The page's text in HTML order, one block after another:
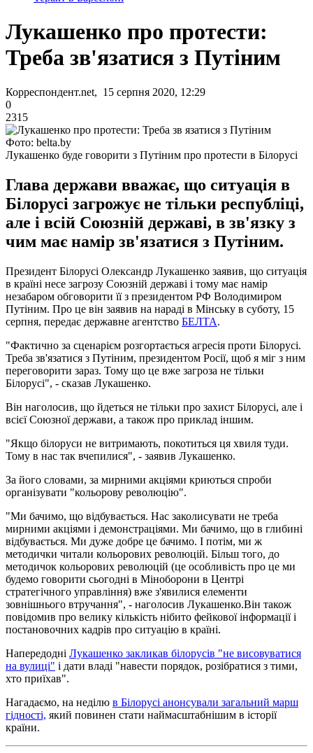
Лукашенко про протести:
Треба зв'язатися з Путіним
Корреспондент.net, 15 серпня 2020, 12:29
0
2315
Фото: belta.by
Лукашенко буде говорити з Путіним про протести в Білорусі
Глава держави вважає, що ситуація в
Білорусі загрожує не тільки республіці,
але і всій Союзній державі, в зв'язку з
чим має намір зв'язатися з Путіним.
Президент Білорусі Олександр Лукашенко заявив, що ситуація
в країні несе загрозу Союзній державі і тому має намір
незабаром обговорити її з президентом РФ Володимиром
Путіним. Про це він заявив на нараді в Мінську в суботу, 15
серпня, передає державне агентство БЕЛТА.
"Фактично за сценарієм розгортається агресія проти Білорусі.
Треба зв'язатися з Путіним, президентом Росії, щоб я міг з ним
переговорити зараз. Тому що це вже загроза не тільки
Білорусі", - сказав Лукашенко.
Він наголосив, що йдеться не тільки про захист Білорусі, але і
всієї Союзної держави, а також про приклад іншим.
"Якщо білоруси не витримають, покотиться ця хвиля туди.
Тому в нас так вчепилися", - заявив Лукашенко.
За його словами, за мирними акціями криються спроби
організувати "кольорову революцію".
"Ми бачимо, що відбувається. Нас заколисувати не треба
мирними акціями і демонстраціями. Ми бачимо, що в глибині
відбувається. Ми дуже добре це бачимо. І потім, ми ж
методички читали кольорових революцій. Більш того, до
методичок кольорових революцій (це особливість про це ми
будемо говорити сьогодні в Міноборони в Центрі
стратегічного управління) вже з'явилися елементи
зовнішнього втручання", - наголосив Лукашенко.Він також
повідомив про велику кількість нібито фейкової інформації і
постановочних кадрів про ситуацію в країні.
Напередодні Лукашенко закликав білорусів "не висовуватися
на вулиці" і дати владі "навести порядок, розібратися з тими,
хто приїхав".
Нагадаємо, на неділю в Білорусі анонсували загальний марш
гідності, який повинен стати наймасштабнішим в історії
країни.